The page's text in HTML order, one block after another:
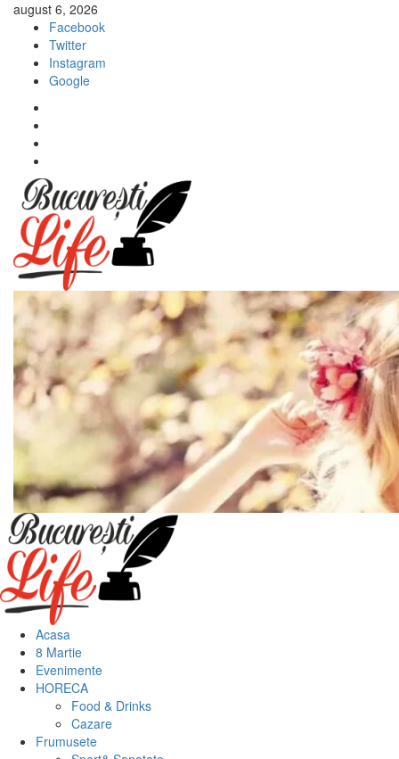
Sari
conținut
august 6, 2026
Facebook
Twitter
Instagram
Google
Meniu
principal
Acasa
8 Martie
Evenimente
HORECA
Food & Drinks
Cazare
Frumusete